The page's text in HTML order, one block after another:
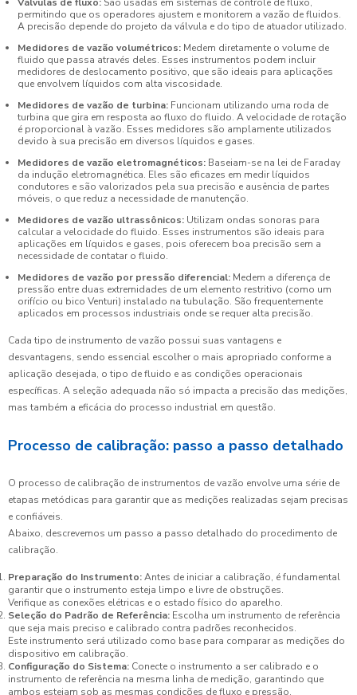
Válvulas de fluxo: São usadas em sistemas de controle de fluxo,
permitindo que os operadores ajustem e monitorem a vazão de fluidos.
A precisão depende do projeto da válvula e do tipo de atuador utilizado.
Medidores de vazão volumétricos: Medem diretamente o volume de
fluido que passa através deles. Esses instrumentos podem incluir
medidores de deslocamento positivo, que são ideais para aplicações
que envolvem líquidos com alta viscosidade.
Medidores de vazão de turbina: Funcionam utilizando uma roda de
turbina que gira em resposta ao fluxo do fluido. A velocidade de rotação
é proporcional à vazão. Esses medidores são amplamente utilizados
devido à sua precisão em diversos líquidos e gases.
Medidores de vazão eletromagnéticos: Baseiam-se na lei de Faraday
da indução eletromagnética. Eles são eficazes em medir líquidos
condutores e são valorizados pela sua precisão e ausência de partes
móveis, o que reduz a necessidade de manutenção.
Medidores de vazão ultrassônicos: Utilizam ondas sonoras para
calcular a velocidade do fluido. Esses instrumentos são ideais para
aplicações em líquidos e gases, pois oferecem boa precisão sem a
necessidade de contatar o fluido.
Medidores de vazão por pressão diferencial: Medem a diferença de
pressão entre duas extremidades de um elemento restritivo (como um
orifício ou bico Venturi) instalado na tubulação. São frequentemente
aplicados em processos industriais onde se requer alta precisão.
Cada tipo de instrumento de vazão possui suas vantagens e
desvantagens, sendo essencial escolher o mais apropriado conforme a
aplicação desejada, o tipo de fluido e as condições operacionais
específicas. A seleção adequada não só impacta a precisão das medições,
mas também a eficácia do processo industrial em questão.
Processo de calibração: passo a passo detalhado
O processo de calibração de instrumentos de vazão envolve uma série de
etapas metódicas para garantir que as medições realizadas sejam precisas
e confiáveis.
Abaixo, descrevemos um passo a passo detalhado do procedimento de
calibração.
Preparação do Instrumento:Antes de iniciar a calibração, é fundamental
garantir que o instrumento esteja limpo e livre de obstruções.
Verifique as conexões elétricas e o estado físico do aparelho.
Seleção do Padrão de Referência: Escolha um instrumento de referência
que seja mais preciso e calibrado contra padrões reconhecidos.
Este instrumento será utilizado como base para comparar as medições do
dispositivo em calibração.
Configuração do Sistema: Conecte o instrumento a ser calibrado e o
instrumento de referência na mesma linha de medição, garantindo que
ambos estejam sob as mesmas condições de fluxo e pressão.